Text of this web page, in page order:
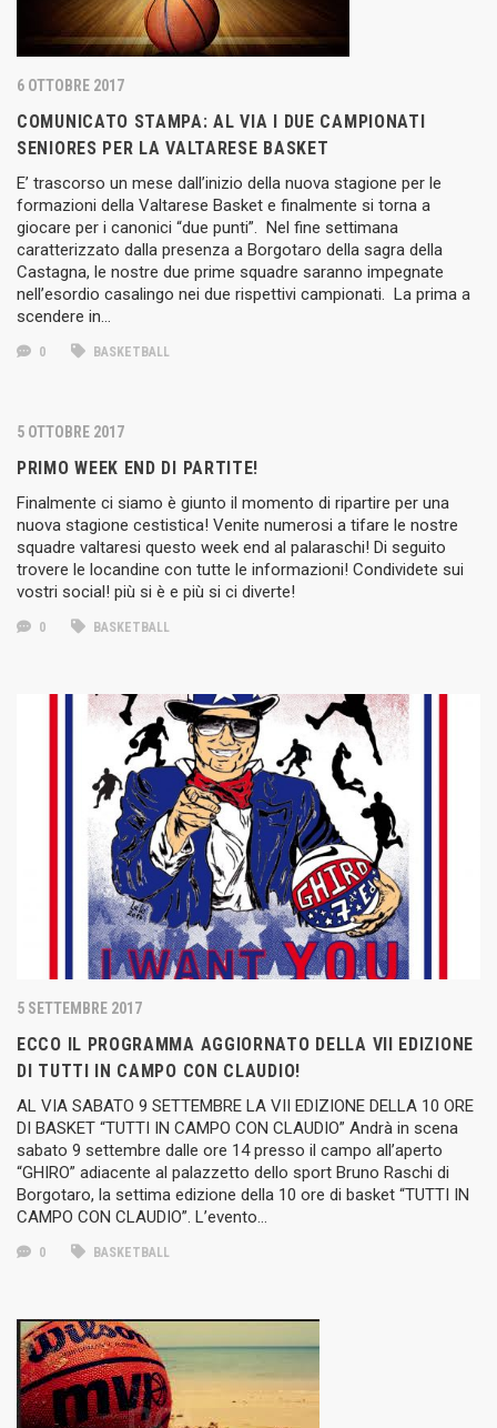
6 OTTOBRE 2017
COMUNICATO STAMPA: AL VIA I DUE CAMPIONATI
SENIORES PER LA VALTARESE BASKET
E’ trascorso un mese dall’inizio della nuova stagione per le
formazioni della Valtarese Basket e finalmente si torna a
giocare per i canonici “due punti”. Nel fine settimana
caratterizzato dalla presenza a Borgotaro della sagra della
Castagna, le nostre due prime squadre saranno impegnate
nell’esordio casalingo nei due rispettivi campionati. La prima a
scendere in…
0 BASKETBALL
5 OTTOBRE 2017
PRIMO WEEK END DI PARTITE!
Finalmente ci siamo è giunto il momento di ripartire per una
nuova stagione cestistica! Venite numerosi a tifare le nostre
squadre valtaresi questo week end al palaraschi! Di seguito
trovere le locandine con tutte le informazioni! Condividete sui
vostri social! più si è e più si ci diverte!
0 BASKETBALL
5 SETTEMBRE 2017
ECCO IL PROGRAMMA AGGIORNATO DELLA VII EDIZIONE
DI TUTTI IN CAMPO CON CLAUDIO!
AL VIA SABATO 9 SETTEMBRE LA VII EDIZIONE DELLA 10 ORE
DI BASKET “TUTTI IN CAMPO CON CLAUDIO” Andrà in scena
sabato 9 settembre dalle ore 14 presso il campo all’aperto
“GHIRO” adiacente al palazzetto dello sport Bruno Raschi di
Borgotaro, la settima edizione della 10 ore di basket “TUTTI IN
CAMPO CON CLAUDIO”. L’evento…
0 BASKETBALL